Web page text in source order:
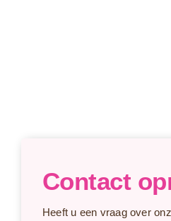
Contact
Heeft u een vraag over